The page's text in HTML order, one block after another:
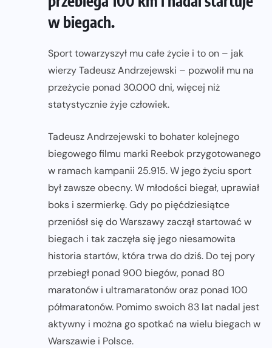
w biegach.
Sport towarzyszył mu całe życie i to on – jak
wierzy Tadeusz Andrzejewski – pozwolił mu na
przeżycie ponad 30.000 dni, więcej niż
statystycznie żyje człowiek.
Tadeusz Andrzejewski to bohater kolejnego
biegowego filmu marki Reebok przygotowanego
w ramach kampanii 25.915. W jego życiu sport
był zawsze obecny. W młodości biegał, uprawiał
boks i szermierkę. Gdy po pięćdziesiątce
przeniósł się do Warszawy zaczął startować w
biegach i tak zaczęła się jego niesamowita
historia startów, która trwa do dziś. Do tej pory
przebiegł ponad 900 biegów, ponad 80
maratonów i ultramaratonów oraz ponad 100
półmaratonów. Pomimo swoich 83 lat nadal jest
aktywny i można go spotkać na wielu biegach w
Warszawie i Polsce.